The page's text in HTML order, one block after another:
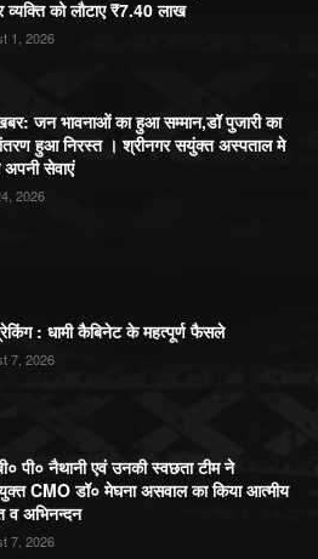
व्यक्ति को लौटाए ₹7.40 लाख
1, 2026
जन भावनाओं का हुआ सम्मान,डॉ पुजारी का
हुआ निरस्त । श्रीनगर सयुंक्त अस्पताल मे
अपनी सेवाएं
2026
: धामी कैबिनेट के महत्पूर्ण फैसले
7, 2026
पी० नैथानी एवं उनकी स्वछता टीम ने
CMO डॉ० मेघना असवाल का किया आत्मीय
व अभिनन्दन
7, 2026